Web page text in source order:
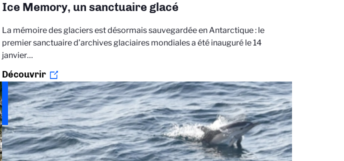
Ice Memory, un sanctuaire glacé
La mémoire des glaciers est désormais sauvegardée en Antarctique : le
premier sanctuaire d’archives glaciaires mondiales a été inauguré le 14
janvier…
Découvrir